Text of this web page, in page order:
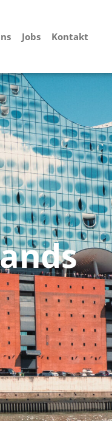
Jobs Kontakt